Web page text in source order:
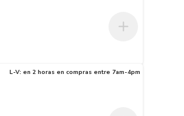
L-V: en 2 horas en compras entre 7am-4pm